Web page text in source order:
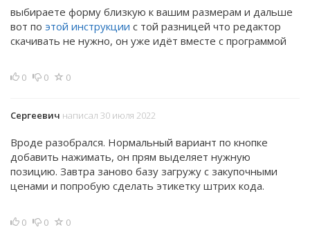
выбираете форму близкую к вашим размерам и дальше
вот по этой инструкции с той разницей что редактор
скачивать не нужно, он уже идёт вместе с программой
0 0 0
Сергеевич написал 30 июля 2022
Вроде разобрался. Нормальный вариант по кнопке
добавить нажимать, он прям выделяет нужную
позицию. Завтра заново базу загружу с закупочными
ценами и попробую сделать этикетку штрих кода.
0 0 0